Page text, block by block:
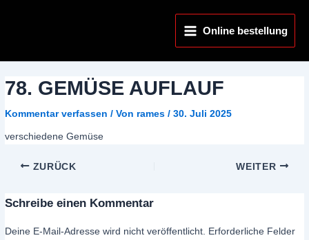
Main
MenuOnline bestellung
78. GEMÜSE AUFLAUF
Kommentar verfassen / Von rames/30. Juli 2025
verschiedene Gemüse
ZURÜCK WEITER
Schreibe einen Kommentar
Deine E-Mail-Adresse wird nicht veröffentlicht.
Erforderliche Felder